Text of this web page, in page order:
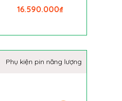
₫
16.590.000
Phụ kiện pin năng lượng